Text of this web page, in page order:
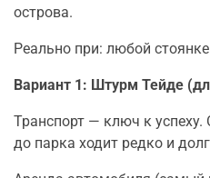
острова.
Реально при: любой
Вариант 1: Штурм Тейде
Транспорт — ключ к
до парка ходит редко и